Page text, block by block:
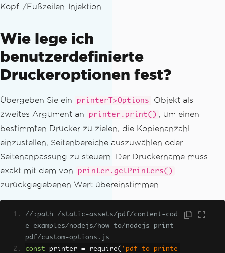
Kopf-/Fußzeilen-Injektion.
Wie lege ich
benutzerdefinierte
Druckeroptionen fest?
Übergeben Sie ein printerT>Options
Objekt als
zweites Argument an
printer.print() , um einen
bestimmten Drucker zu zielen, die Kopienanzahl
einzustellen, Seitenbereiche auszuwählen oder
Seitenanpassung zu steuern. Der Druckername muss
exakt mit dem von
printer.getPrinters()
zurückgegebenen Wert übereinstimmen.
//:path=/static-assets/pdf/content-cod
e-examples/nodejs/how-to/nodejs-print-
pdf/custom-options.js
const printer = require( 'pdf-to-printe